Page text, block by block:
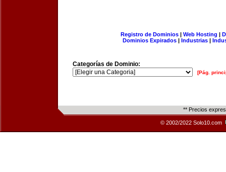
Registro de Dominios| Web Hosting |
Dominios Expirados | Industrias |
Categorías de Dominio:
[Pág.
** Precios
© 2002/2022 Solo10.com